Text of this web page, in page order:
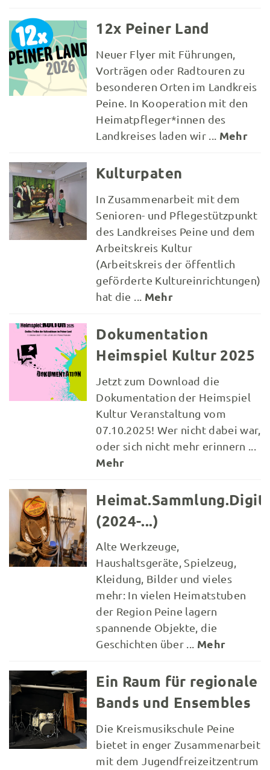
12x Peiner Land
Neuer Flyer mit Führungen,
Vorträgen oder Radtouren zu
besonderen Orten im Landkreis
Peine. In Kooperation mit den
Heimatpfleger*innen des
Landkreises laden wir ... Mehr
Kulturpaten
In Zusammenarbeit mit dem
Senioren- und Pflegestützpunkt
des Landkreises Peine und dem
Arbeitskreis Kultur
(Arbeitskreis der öffentlich
geförderte Kultureinrichtungen)
hat die ... Mehr
Dokumentation
Heimspiel Kultur 2025
Jetzt zum Download die
Dokumentation der Heimspiel
Kultur Veranstaltung vom
07.10.2025! Wer nicht dabei war,
oder sich nicht mehr erinnern ...
Mehr
(2024-...)
Alte Werkzeuge,
Haushaltsgeräte, Spielzeug,
Kleidung, Bilder und vieles
mehr: In vielen Heimatstuben
der Region Peine lagern
spannende Objekte, die
Geschichten über ... Mehr
Ein Raum für regionale
Bands und Ensembles
Die Kreismusikschule Peine
bietet in enger Zusammenarbeit
mit dem Jugendfreizeitzentrum